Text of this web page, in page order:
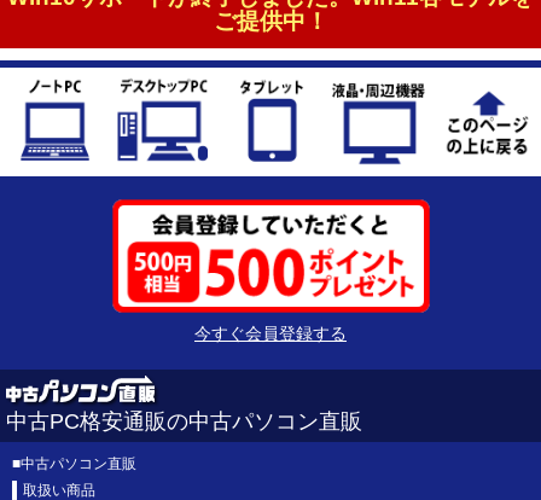
ご提供中！
今すぐ会員登録する
中古PC格安通販の中古パソコン直販
■中古パソコン直販
取扱い商品